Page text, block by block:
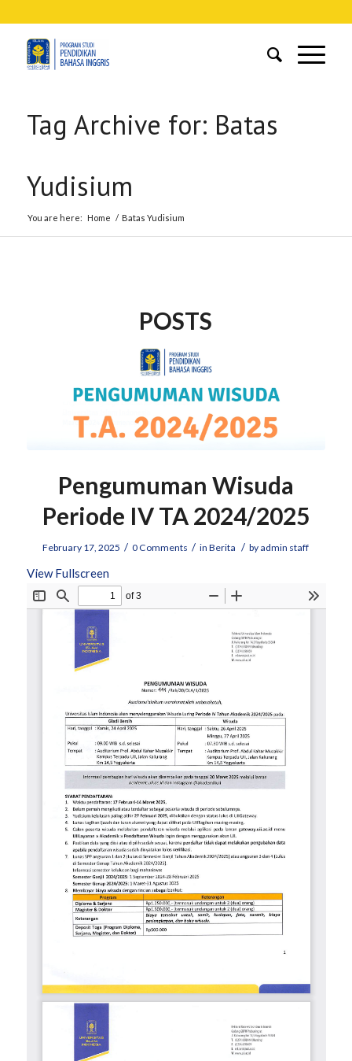
Tag Archive for: Batas
Yudisium
You are here: Home / Batas Yudisium
POSTS
Pengumuman Wisuda
Periode IV TA 2024/2025
February 17, 2025 / 0 Comments / inBerita / by admin staff
View Fullscreen